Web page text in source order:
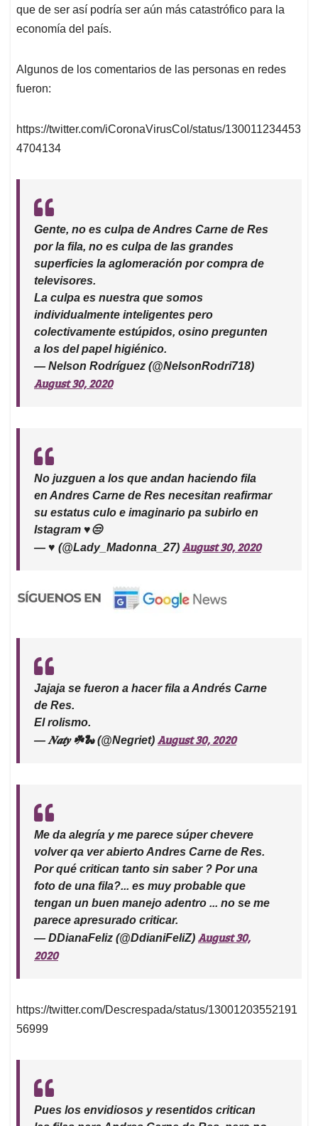
que de ser así podría ser aún más catastrófico para la
economía del país.
Algunos de los comentarios de las personas en redes
fueron:
https://twitter.com/iCoronaVirusCol/status/130011234453
4704134
Gente, no es culpa de Andres Carne de Res
por la fila, no es culpa de las grandes
superficies la aglomeración por compra de
televisores.
La culpa es nuestra que somos
individualmente inteligentes pero
colectivamente estúpidos, osino pregunten
a los del papel higiénico.
— Nelson Rodríguez (@NelsonRodri718)
August 30, 2020
No juzguen a los que andan haciendo fila
en Andres Carne de Res necesitan reafirmar
su estatus culo e imaginario pa subirlo en
Istagram ♥️😒
— ♥️ (@Lady_Madonna_27) August 30, 2020
Jajaja se fueron a hacer fila a Andrés Carne
de Res.
El rolismo.
— 𝑵𝒂𝒕𝒚 ☘️🐍 (@Negriet) August 30, 2020
Me da alegría y me parece súper chevere
volver qa ver abierto Andres Carne de Res.
Por qué critican tanto sin saber ? Por una
foto de una fila?... es muy probable que
tengan un buen manejo adentro ... no se me
parece apresurado criticar.
— DDianaFeliz (@DdianiFeliZ) August 30,
2020
https://twitter.com/Descrespada/status/13001203552191
56999
Pues los envidiosos y resentidos critican